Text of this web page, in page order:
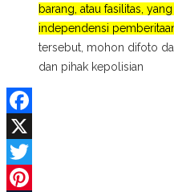
barang, atau fasilitas,
independensi
tersebut, mohon difoto
dan pihak kepolisian
Facebook
X
Twitter